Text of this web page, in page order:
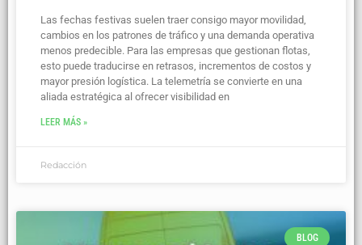
Las fechas festivas suelen traer consigo mayor movilidad,
cambios en los patrones de tráfico y una demanda operativa
menos predecible. Para las empresas que gestionan flotas,
esto puede traducirse en retrasos, incrementos de costos y
mayor presión logística. La telemetría se convierte en una
aliada estratégica al ofrecer visibilidad en
LEER MÁS »
Redacción
BLOG